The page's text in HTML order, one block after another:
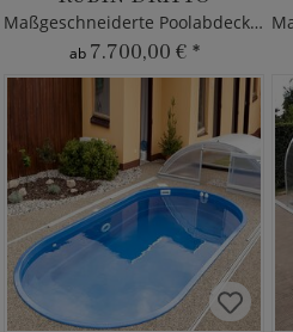
Maßgeschneiderte Poolabdeckung
ab 7.700,00 € *